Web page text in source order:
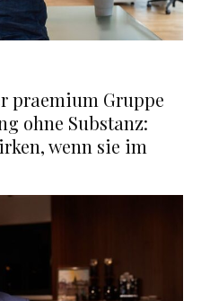
praemium Gruppe
ohne Substanz:
wenn sie im